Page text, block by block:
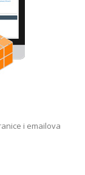
i emailova